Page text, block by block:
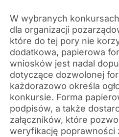
W wybranych
dla organizacji
które do tej pory nie
dodatkowa, papierowa
wniosków jest nadal
dotyczące dozwolonej
każdorazowo określa
konkursie. Forma
podpisów, a także
załączników, które
weryfikację poprawności